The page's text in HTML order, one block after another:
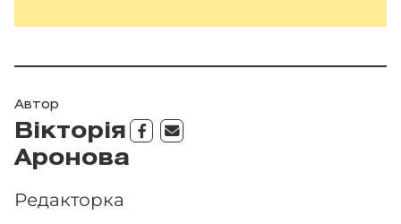
Автор
Вікторія
Аронова
Редакторка